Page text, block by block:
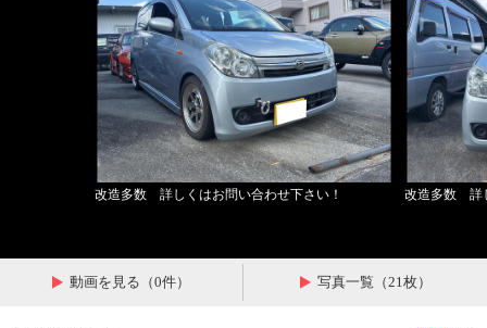
改造多数 詳しくはお問い合わせ下さい！ 改造多数 詳
動画を見る（0件） 写真一覧（21枚）